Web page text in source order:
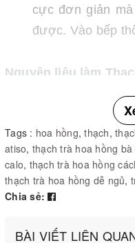
cực đơn giản
được. Vào bếp
Nguyên liệu làm
Hoa hồng khô: 20 cái
Hoa atiso đỏ khô: 10
Bột gelatitn: 15 gr
Đường phèn: 25 gr
Tags : hoa hồng,thạch,
atiso, thạch trà hoa hồng bà
calo, thạch trà hoa hồng
thạch trà hoa hồng dễ ngủ,
Chia sẻ:
BÀI VIẾT LIÊN